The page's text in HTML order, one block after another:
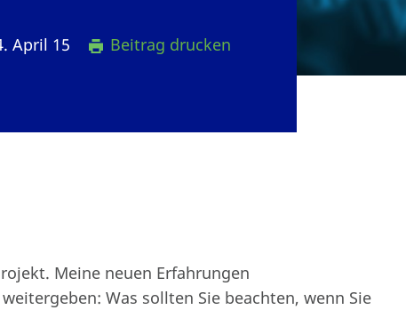
April 15 Beitrag drucken
Meine neuen Erfahrungen
Was sollten Sie beachten, wenn Sie